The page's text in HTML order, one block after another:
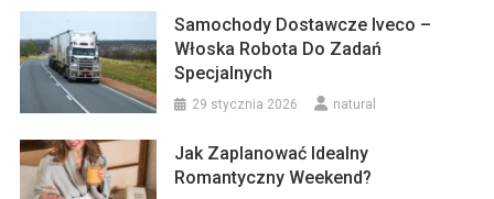
Samochody Dostawcze Iveco –
Włoska Robota Do Zadań
Specjalnych
29 stycznia 2026 natural
Jak Zaplanować Idealny
Romantyczny Weekend?